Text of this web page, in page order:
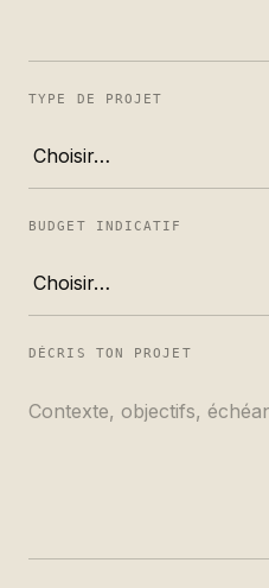
TYPE DE PROJET
BUDGET INDICATIF
DÉCRIS TON PROJET